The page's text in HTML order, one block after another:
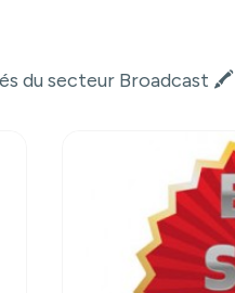
du secteur Broadcast 🖍️